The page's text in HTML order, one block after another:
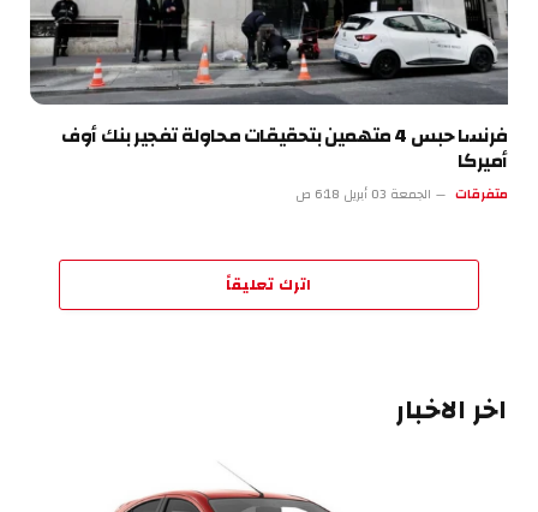
فرنسا حبس 4 متهمين بتحقيقات محاولة تفجير بنك أوف
أميركا
متفرقات الجمعة 03 أبريل 6:18 ص
اترك تعليقاً
اخر الاخبار